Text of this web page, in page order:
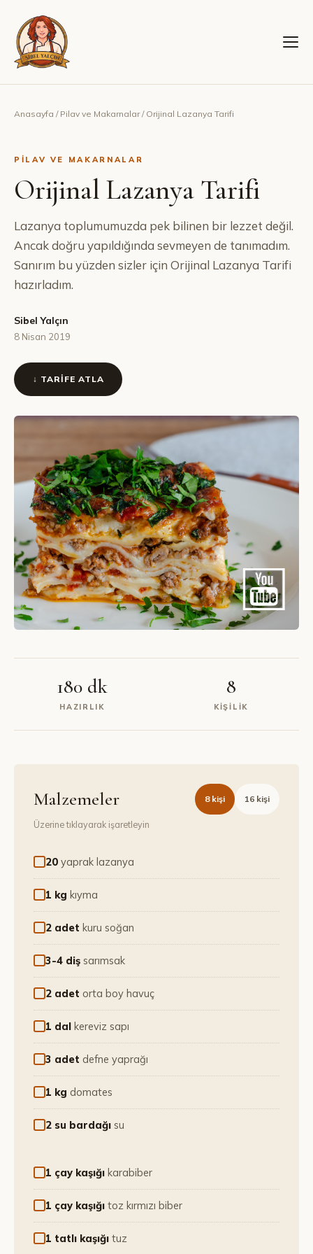
Anasayfa / Pilav ve Makarnalar/ Orijinal Lazanya Tarifi
PILAV VE MAKARNALAR
Orijinal Lazanya Tarifi
Lazanya toplumumuzda pek bilinen bir lezzet değil.
Ancak doğru yapıldığında sevmeyen de tanımadım.
Sanırım bu yüzden sizler için Orijinal Lazanya Tarifi
hazırladım.
Sibel Yalçın
8 Nisan 2019
↓ TARIFE ATLA
180 dk
HAZIRLIK
8
KIŞILIK
Malzemeler 8kişi 16 kişi
Üzerine tıklayarak işaretleyin
20 yaprak lazanya
1 kg kıyma
2 adet kuru soğan
3-4 diş sarımsak
2 adet orta boy havuç
1 dal kereviz sapı
3 adet defne yaprağı
1 kg domates
2 su bardağı su
1 çay kaşığı karabiber
1 çay kaşığı toz kırmızı biber
1 tatlı kaşığı tuz